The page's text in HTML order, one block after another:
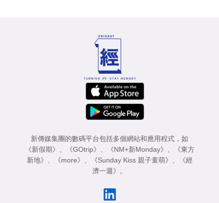
新傳媒集團的數碼平台包括多個網站和應用程式，如
《新假期》
《GOtrip》 《NM+新Monday》
《東方
新地》
《more》 《Sunday Kiss 親子童萌》
《經
濟一週》
。